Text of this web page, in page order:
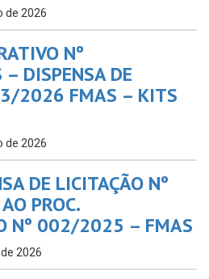
de 2026
Nº
DISPENSA DE
2026 FMAS – KITS
de 2026
DE LICITAÇÃO Nº
PROC.
Nº 002/2025 – FMAS
2026